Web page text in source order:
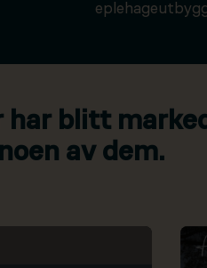
blitt
noen av dem.